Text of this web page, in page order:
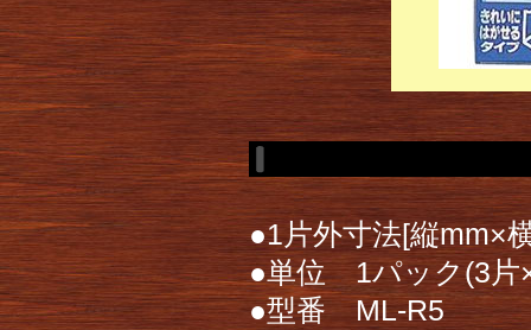
●1片外寸法[縦mm×
●単位 1パック(3片
●型番 ML-R5